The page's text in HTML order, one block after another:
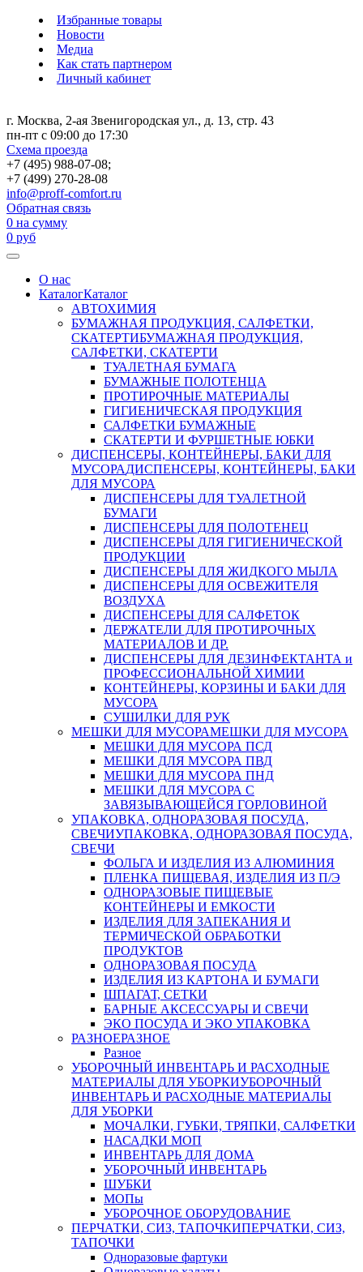
Избранные товары
Новости
Медиа
Как стать партнером
Личный кабинет
г. Москва, 2-ая Звенигородская ул., д. 13, стр. 43
пн-пт с 09:00 до 17:30
Схема проезда
+7 (495) 988-07-08;
+7 (499) 270-28-08
info@proff-comfort.ru
Обратная связь
0 на сумму
0 руб
О нас
КаталогКаталог
АВТОХИМИЯ
БУМАЖНАЯ ПРОДУКЦИЯ, САЛФЕТКИ,
СКАТЕРТИБУМАЖНАЯ ПРОДУКЦИЯ,
САЛФЕТКИ, СКАТЕРТИ
ТУАЛЕТНАЯ БУМАГА
БУМАЖНЫЕ ПОЛОТЕНЦА
ПРОТИРОЧНЫЕ МАТЕРИАЛЫ
ГИГИЕНИЧЕСКАЯ ПРОДУКЦИЯ
САЛФЕТКИ БУМАЖНЫЕ
СКАТЕРТИ И ФУРШЕТНЫЕ ЮБКИ
ДИСПЕНСЕРЫ, КОНТЕЙНЕРЫ, БАКИ ДЛЯ
МУСОРАДИСПЕНСЕРЫ, КОНТЕЙНЕРЫ, БАКИ
ДЛЯ МУСОРА
ДИСПЕНСЕРЫ ДЛЯ ТУАЛЕТНОЙ
БУМАГИ
ДИСПЕНСЕРЫ ДЛЯ ПОЛОТЕНЕЦ
ДИСПЕНСЕРЫ ДЛЯ ГИГИЕНИЧЕСКОЙ
ПРОДУКЦИИ
ДИСПЕНСЕРЫ ДЛЯ ЖИДКОГО МЫЛА
ДИСПЕНСЕРЫ ДЛЯ ОСВЕЖИТЕЛЯ
ВОЗДУХА
ДИСПЕНСЕРЫ ДЛЯ САЛФЕТОК
ДЕРЖАТЕЛИ ДЛЯ ПРОТИРОЧНЫХ
МАТЕРИАЛОВ И ДР.
ДИСПЕНСЕРЫ ДЛЯ ДЕЗИНФЕКТАНТА и
ПРОФЕССИОНАЛЬНОЙ ХИМИИ
КОНТЕЙНЕРЫ, КОРЗИНЫ И БАКИ ДЛЯ
МУСОРА
СУШИЛКИ ДЛЯ РУК
МЕШКИ ДЛЯ МУСОРАМЕШКИ ДЛЯ МУСОРА
МЕШКИ ДЛЯ МУСОРА ПСД
МЕШКИ ДЛЯ МУСОРА ПВД
МЕШКИ ДЛЯ МУСОРА ПНД
МЕШКИ ДЛЯ МУСОРА С
ЗАВЯЗЫВАЮЩЕЙСЯ ГОРЛОВИНОЙ
УПАКОВКА, ОДНОРАЗОВАЯ ПОСУДА,
СВЕЧИУПАКОВКА, ОДНОРАЗОВАЯ ПОСУДА,
СВЕЧИ
ФОЛЬГА И ИЗДЕЛИЯ ИЗ АЛЮМИНИЯ
ПЛЕНКА ПИЩЕВАЯ, ИЗДЕЛИЯ ИЗ П/Э
ОДНОРАЗОВЫЕ ПИЩЕВЫЕ
КОНТЕЙНЕРЫ И ЕМКОСТИ
ИЗДЕЛИЯ ДЛЯ ЗАПЕКАНИЯ И
ТЕРМИЧЕСКОЙ ОБРАБОТКИ
ПРОДУКТОВ
ОДНОРАЗОВАЯ ПОСУДА
ИЗДЕЛИЯ ИЗ КАРТОНА И БУМАГИ
ШПАГАТ, СЕТКИ
БАРНЫЕ АКСЕССУАРЫ И СВЕЧИ
ЭКО ПОСУДА И ЭКО УПАКОВКА
РАЗНОЕРАЗНОЕ
Разное
УБОРОЧНЫЙ ИНВЕНТАРЬ И РАСХОДНЫЕ
МАТЕРИАЛЫ ДЛЯ УБОРКИУБОРОЧНЫЙ
ИНВЕНТАРЬ И РАСХОДНЫЕ МАТЕРИАЛЫ
ДЛЯ УБОРКИ
МОЧАЛКИ, ГУБКИ, ТРЯПКИ, САЛФЕТКИ
НАСАДКИ МОП
ИНВЕНТАРЬ ДЛЯ ДОМА
УБОРОЧНЫЙ ИНВЕНТАРЬ
ШУБКИ
МОПы
УБОРОЧНОЕ ОБОРУДОВАНИЕ
ПЕРЧАТКИ, СИЗ, ТАПОЧКИПЕРЧАТКИ, СИЗ,
ТАПОЧКИ
Одноразовые фартуки